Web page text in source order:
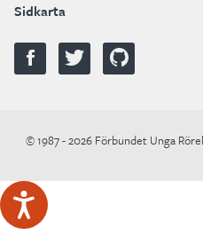
Sidkarta
© 1987 - 2026 Förbundet Unga